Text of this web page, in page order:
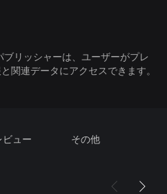
リッシャーは、ユーザーがプレ
関連データにアクセスできます。
ビュー その他